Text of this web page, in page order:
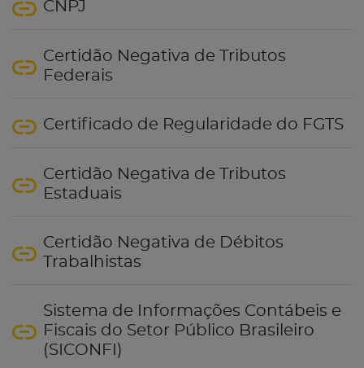
CNPJ
Certidão Negativa de Tributos
Federais
Certificado de Regularidade do FGTS
Certidão Negativa de Tributos
Estaduais
Certidão Negativa de Débitos
Trabalhistas
Sistema de Informações Contábeis e
Fiscais do Setor Público Brasileiro
(SICONFI)